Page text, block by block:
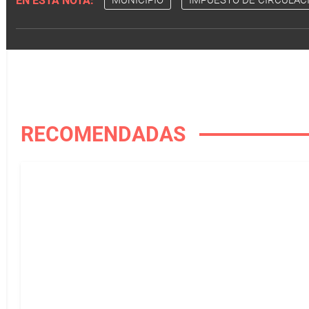
RECOMENDADAS